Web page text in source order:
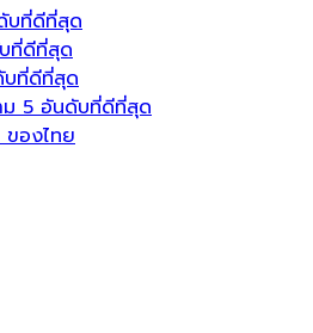
บที่ดีที่สุด
ที่ดีที่สุด
บที่ดีที่สุด
ม 5 อันดับที่ดีที่สุด
ของไทย